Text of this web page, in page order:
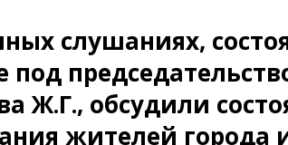
слушаниях,
под
Ж.Г., обсудили
жителей города